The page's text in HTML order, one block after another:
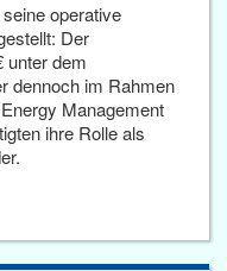
operative
Der
unter dem
dennoch im Rahmen
Management
ihre Rolle als